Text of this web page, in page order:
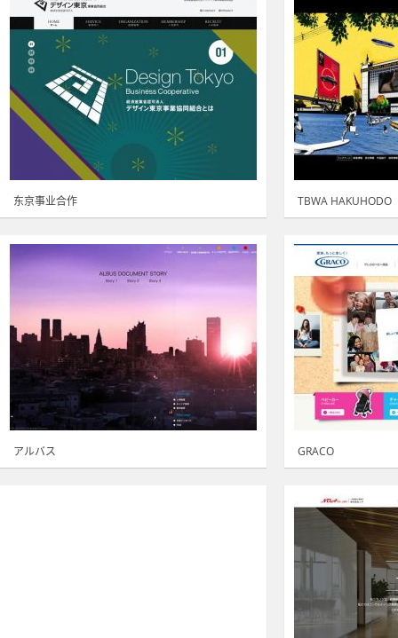
东京事业合作 TBWA HAKUHODO
アルバス GRACO